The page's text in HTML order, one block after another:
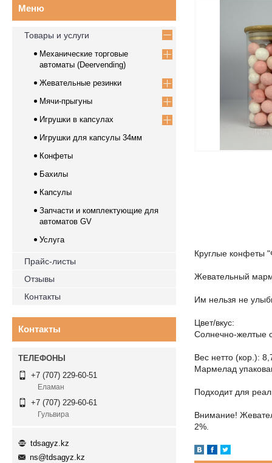
Круглые конфеты
Жевательный
Им нельзя не
Цвет/вкус:
Солнечно-желтые
Вес нетто (кор.):
Мармелад
Подходит для
Внимание!
2%.
Товары и услуги
Механические торговые
автоматы (Deervending)
Жевательные резинки
Мячи-прыгуны
Игрушки в капсулах
Игрушки для капсулы 34мм
Конфеты
Бахилы
Капсулы
Запчасти и комплектующие для
автоматов GV
Услуга
Прайс-листы
Отзывы
Контакты
Контакты
+7 (707) 229-60-51
Еламан
+7 (707) 229-60-61
Гульвира
tdsagyz.kz
ns@tdsagyz.kz